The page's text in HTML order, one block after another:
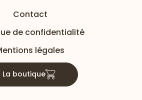
Contact
de confidentialité
légales
La boutique